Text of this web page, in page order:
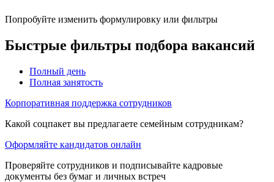
Попробуйте изменить формулировку или фильтры
Быстрые фильтры подбора вакансий
Полный день
Полная занятость
Корпоративная поддержка сотрудников
Какой соцпакет вы предлагаете семейным сотрудникам?
Оформляйте кандидатов онлайн
Проверяйте сотрудников и подписывайте кадровые
документы без бумаг и личных встреч